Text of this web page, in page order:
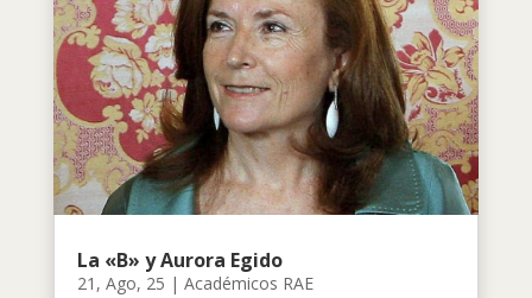
La «B» y Aurora Egido
21, Ago, 25 | Académicos RAE